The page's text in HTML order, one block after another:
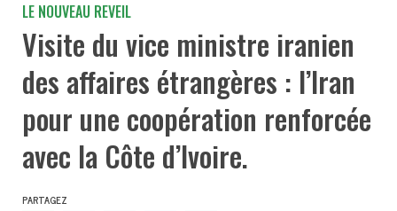
LE NOUVEAU REVEIL
Visite du vice ministre iranien
des affaires étrangères : l’Iran
pour une coopération renforcée
avec la Côte d’Ivoire.
PARTAGEZ